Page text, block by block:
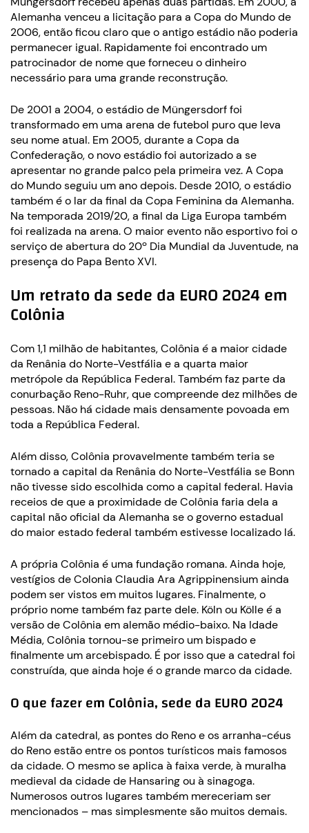
Alemanha venceu a licitação para a Copa do Mundo de
2006, então ficou claro que o antigo estádio não poderia
permanecer igual. Rapidamente foi encontrado um
patrocinador de nome que forneceu o dinheiro
necessário para uma grande reconstrução.
De 2001 a 2004, o estádio de Müngersdorf foi
transformado em uma arena de futebol puro que leva
seu nome atual. Em 2005, durante a Copa da
Confederação, o novo estádio foi autorizado a se
apresentar no grande palco pela primeira vez. A Copa
do Mundo seguiu um ano depois. Desde 2010, o estádio
também é o lar da final da Copa Feminina da Alemanha.
Na temporada 2019/20, a final da Liga Europa também
foi realizada na arena. O maior evento não esportivo foi o
serviço de abertura do 20º Dia Mundial da Juventude, na
presença do Papa Bento XVI.
Um retrato da sede da EURO 2024 em
Colônia
Com 1,1 milhão de habitantes, Colônia é a maior cidade
da Renânia do Norte-Vestfália e a quarta maior
metrópole da República Federal. Também faz parte da
conurbação Reno-Ruhr, que compreende dez milhões de
pessoas. Não há cidade mais densamente povoada em
toda a República Federal.
Além disso, Colônia provavelmente também teria se
tornado a capital da Renânia do Norte-Vestfália se Bonn
não tivesse sido escolhida como a capital federal. Havia
receios de que a proximidade de Colônia faria dela a
capital não oficial da Alemanha se o governo estadual
do maior estado federal também estivesse localizado lá.
A própria Colônia é uma fundação romana. Ainda hoje,
vestígios de Colonia Claudia Ara Agrippinensium ainda
podem ser vistos em muitos lugares. Finalmente, o
próprio nome também faz parte dele. Köln ou Kölle é a
versão de Colônia em alemão médio-baixo. Na Idade
Média, Colônia tornou-se primeiro um bispado e
finalmente um arcebispado. É por isso que a catedral foi
construída, que ainda hoje é o grande marco da cidade.
O que fazer em Colônia, sede da EURO 2024
Além da catedral, as pontes do Reno e os arranha-céus
do Reno estão entre os pontos turísticos mais famosos
da cidade. O mesmo se aplica à faixa verde, à muralha
medieval da cidade de Hansaring ou à sinagoga.
Numerosos outros lugares também mereceriam ser
mencionados – mas simplesmente são muitos demais.